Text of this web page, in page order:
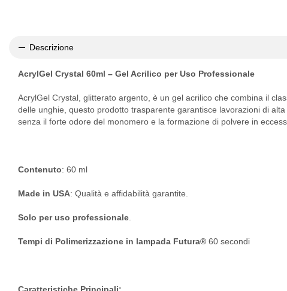
Descrizione
AcrylGel Crystal 60ml – Gel Acrilico per Uso Professionale
AcrylGel Crystal, glitterato argento, è un gel acrilico che combina il
delle unghie, questo prodotto trasparente garantisce lavorazioni di
senza il forte odore del monomero e la formazione di polvere in
Contenuto: 60 ml
Made in USA: Qualità e affidabilità garantite.
Solo per uso professionale
Tempi di Polimerizzazione in lampada Futura® 60 secondi